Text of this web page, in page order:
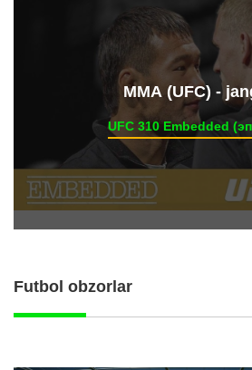
ММА (UFC) -
UFC 310 Embedded
Futbol obzorlar